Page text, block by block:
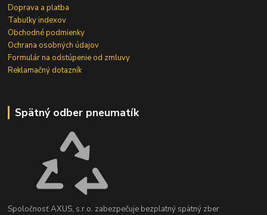
Doprava a platba
Tabuľky indexov
Obchodné podmienky
Ochrana osobných údajov
Formulár na odstúpenie od zmluvy
Reklamačný dotazník
Spätný odber pneumatík
Spoločnosť AXUS, s.r.o. zabezpečuje bezplatný spätný zber